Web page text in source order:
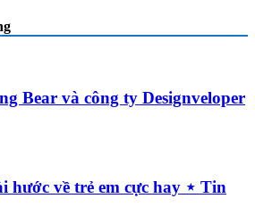
Bear và công ty Designveloper
hước về trẻ em cực hay ⋆ Tin